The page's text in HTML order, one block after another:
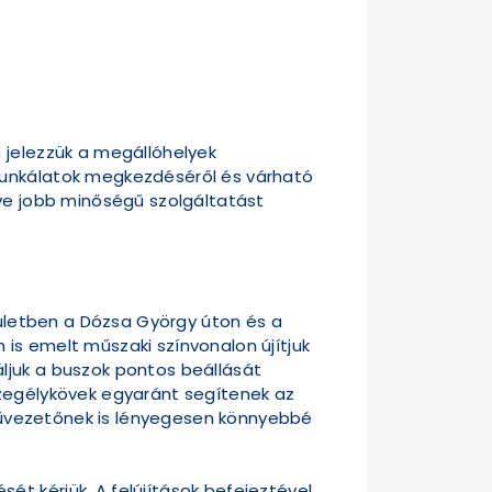
a megállóhelyek
megkezdéséről és várható
jobb minőségű szolgáltatást
a Dózsa György úton és a
is emelt műszaki színvonalon újítjuk
a buszok pontos beállását
egyaránt segítenek az
is lényegesen könnyebbé